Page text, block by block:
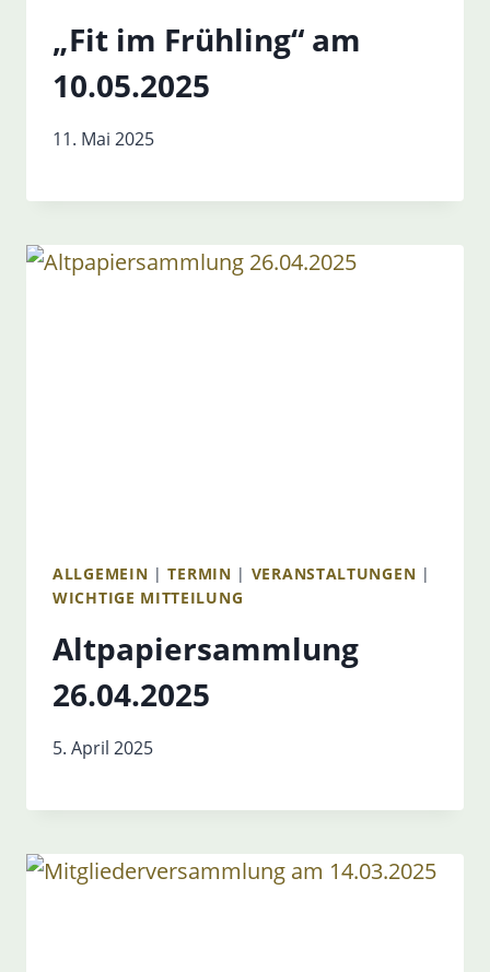
„Fit im Frühling“ am
10.05.2025
11. Mai 2025
ALLGEMEIN |TERMIN | VERANSTALTUNGEN |
WICHTIGE MITTEILUNG
Altpapiersammlung
26.04.2025
5. April 2025